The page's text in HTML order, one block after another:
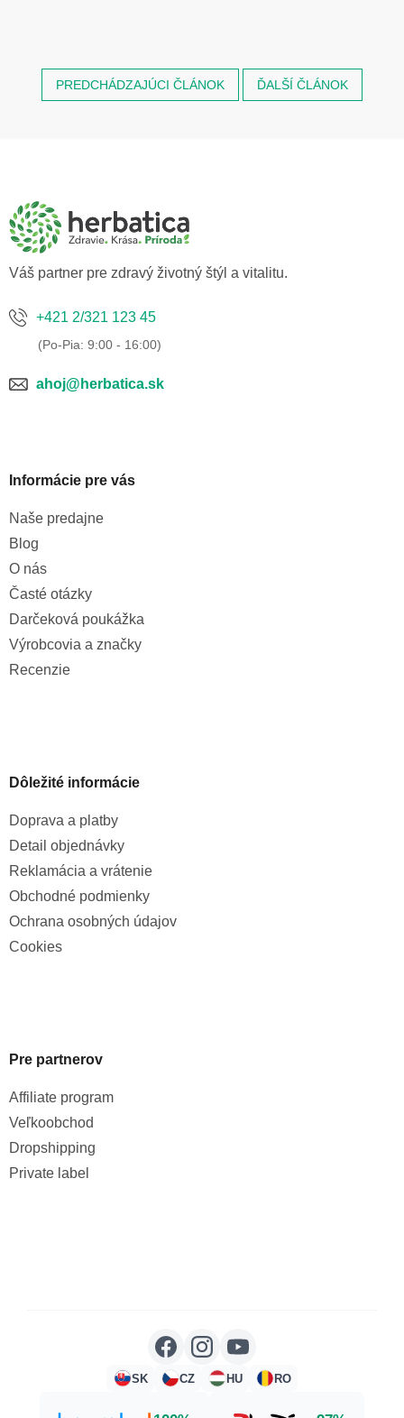
PREDCHÁDZAJÚCI ČLÁNOK ĎALŠÍ ČLÁNOK
Váš partner pre zdravý životný štýl a vitalitu.
+421 2/321 123 45
ahoj@herbatica.sk
Informácie pre vás
Naše predajne
Blog
O nás
Časté otázky
Darčeková poukážka
Výrobcovia a značky
Recenzie
Dôležité informácie
Doprava a platby
Detail objednávky
Reklamácia a vrátenie
Obchodné podmienky
Ochrana osobných údajov
Cookies
Pre partnerov
Affiliate program
Veľkoobchod
Dropshipping
Private label
SK CZ HU RO